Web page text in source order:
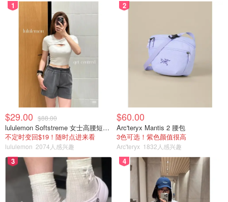
开车的人
使用该车的所有司机的情况都会被计算在内。开车的人越
多，保费越高。
开车频率和用途
开车频率越高，发生事故的概率就越高。保险公司是根据过
去一年的汽车里程数来了解你开车的频率的，如果你开车开
得少（或变少了），或者搬到了与工作地点更近的新家，那
么最好去跟保险公司更新一下信息，保费可能会下降。
开车的用途，如休闲、通勤、商旅，也会影响保费（除通勤
外的商业用途可能要购买商用车保险）。
1
$29.00 $88.00
lululemon Softstreme 女士高腰短裤 10cm
不定时变回$19！随时点进来看
lululemon 2074人感兴趣
2
$60.00
Arc'teryx Mantis 2 腰包
3色可选！紫色颜值很高
Arc'teryx 1832人感兴趣
3 4